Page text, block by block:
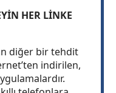
HER LİNKE
diğer bir tehdit
indirilen,